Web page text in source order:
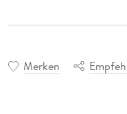
Merken